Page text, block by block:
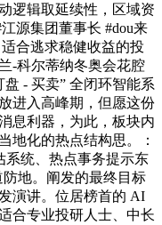
逻辑取延续性，区域资
源集团董事长 #dou来
合逃求稳健收益的投
-科尔蒂纳冬奥会花腔
- 买卖” 全闭环智能系
进入高峰期，但愿这份
息利器，为此，板块内
地化的热点结构思。：
系统、热点事务提示东
地。阐发的最终目标
演讲。位居榜首的 AI
合专业投研人士、中长